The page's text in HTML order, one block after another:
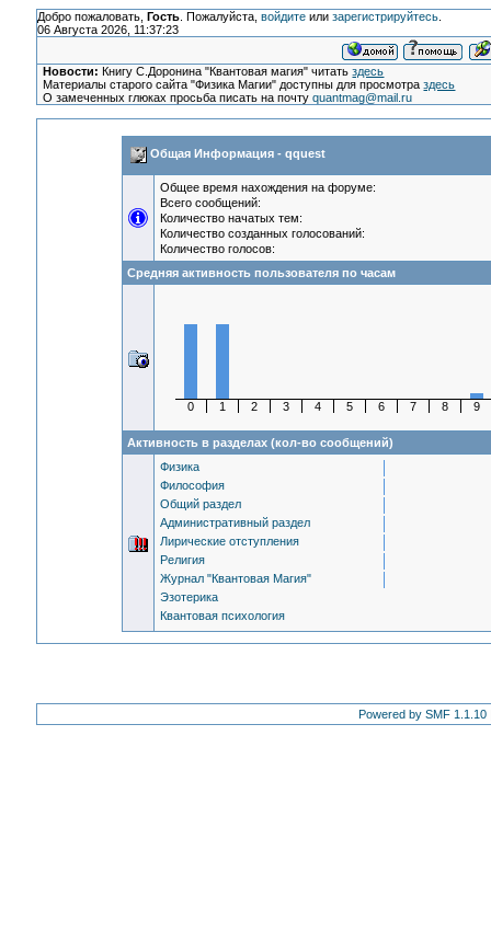
Добро пожаловать, Гость. Пожалуйста, войдитеили зарегистрируйтесь.
06 Августа 2026, 11:37:23
Новости: Книгу С.Доронина "Квантовая магия" читатьздесь
Материалы старого сайта "Физика Магии" доступны для просмотраздесь
О замеченных глюках просьба писать на почтуquantmag@mail.ru
Общая Информация - qquest
Общее время нахождения на форуме:
Всего сообщений:
Количество начатых тем:
Количество созданных голосований:
Количество голосов:
Средняя активность пользователя по часам
0 1 2 3 4 5 6 7 8 9
Активность в разделах (кол-во сообщений)
Физика
Философия
Общий раздел
Административный раздел
Лирические отступления
Религия
Журнал "Квантовая Магия"
Эзотерика
Квантовая психология
Powered by SMF 1.1.10